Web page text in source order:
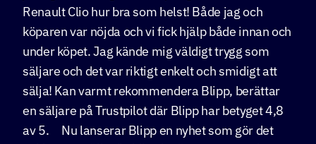
Renault Clio hur bra som helst! Både jag och
köparen var nöjda och vi fick hjälp både innan och
under köpet. Jag kände mig väldigt trygg som
säljare och det var riktigt enkelt och smidigt att
sälja! Kan varmt rekommendera Blipp, berättar
en säljare på Trustpilot där Blipp har betyget 4,8
av 5. Nu lanserar Blipp en nyhet som gör det